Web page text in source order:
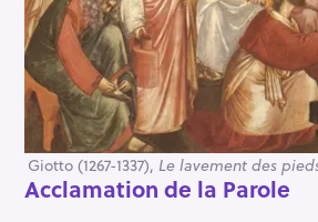
Giotto (1267-1337), Le lavement des
Acclamation de la Parole